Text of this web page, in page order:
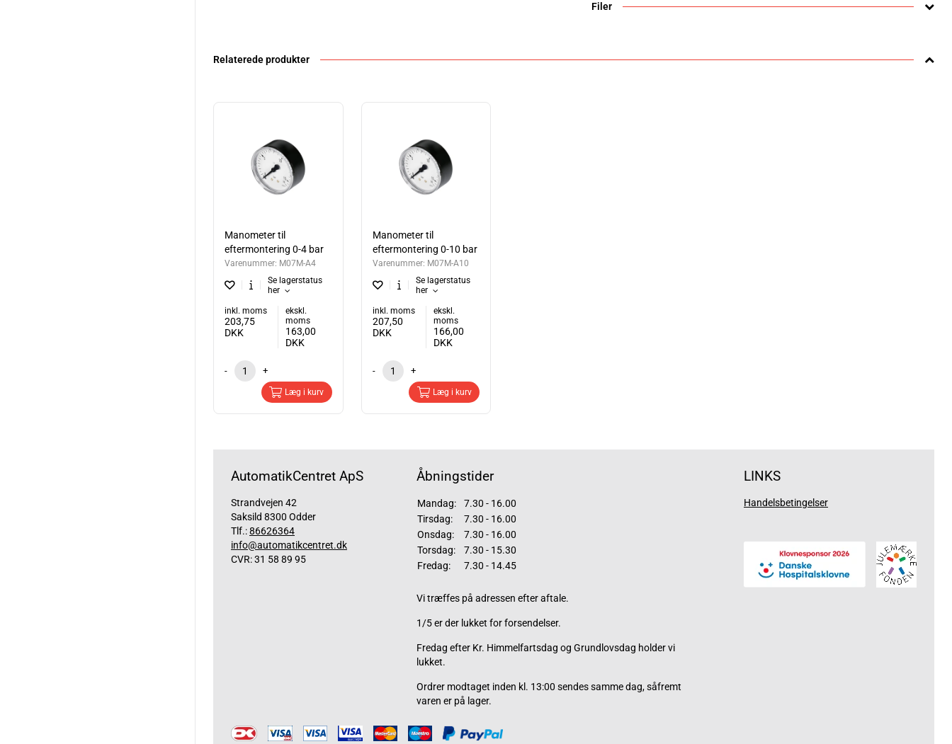
Filer
Relaterede produkter
Manometer til
eftermontering 0-4 bar
Varenummer: M07M-A4
Se lagerstatus
her
inkl. moms
203,75
DKK
ekskl.
moms
163,00
DKK
- +
Læg i kurv
Manometer til
eftermontering 0-10 bar
Varenummer: M07M-A10
Se lagerstatus
her
inkl. moms
207,50
DKK
ekskl.
moms
166,00
DKK
- +
Læg i kurv
AutomatikCentret ApS
Strandvejen 42
Saksild 8300 Odder
Tlf.:86626364
info@automatikcentret.dk
CVR: 31 58 89 95
Åbningstider
Mandag:
7.30 - 16.00
Tirsdag:
7.30 - 16.00
Onsdag:
7.30 - 16.00
Torsdag:
7.30 - 15.30
Fredag:
7.30 - 14.45
Vi træffes på adressen efter aftale.
1/5 er der lukket for forsendelser.
Fredag efter Kr. Himmelfartsdag og Grundlovsdag holder vi
lukket.
Ordrer modtaget inden kl. 13:00 sendes samme dag, såfremt
varen er på lager.
LINKS
Handelsbetingelser